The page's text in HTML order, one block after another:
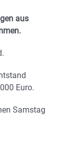
aus
Euro.
Samstag